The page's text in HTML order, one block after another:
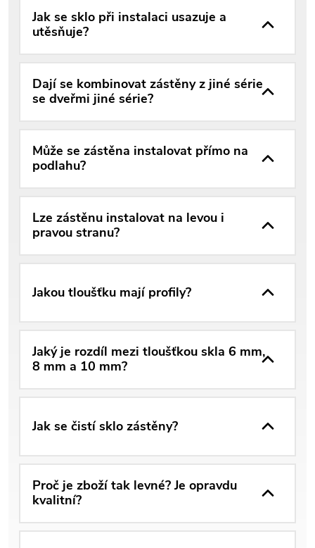
Jak se sklo při instalaci usazuje a
utěsňuje?
Dají se kombinovat zástěny z jiné série
se dveřmi jiné série?
Může se zástěna instalovat přímo na
podlahu?
Lze zástěnu instalovat na levou i
pravou stranu?
Jakou tloušťku mají profily?
Jaký je rozdíl mezi tloušťkou skla 6 mm,
8 mm a 10 mm?
Jak se čistí sklo zástěny?
Proč je zboží tak levné? Je opravdu
kvalitní?